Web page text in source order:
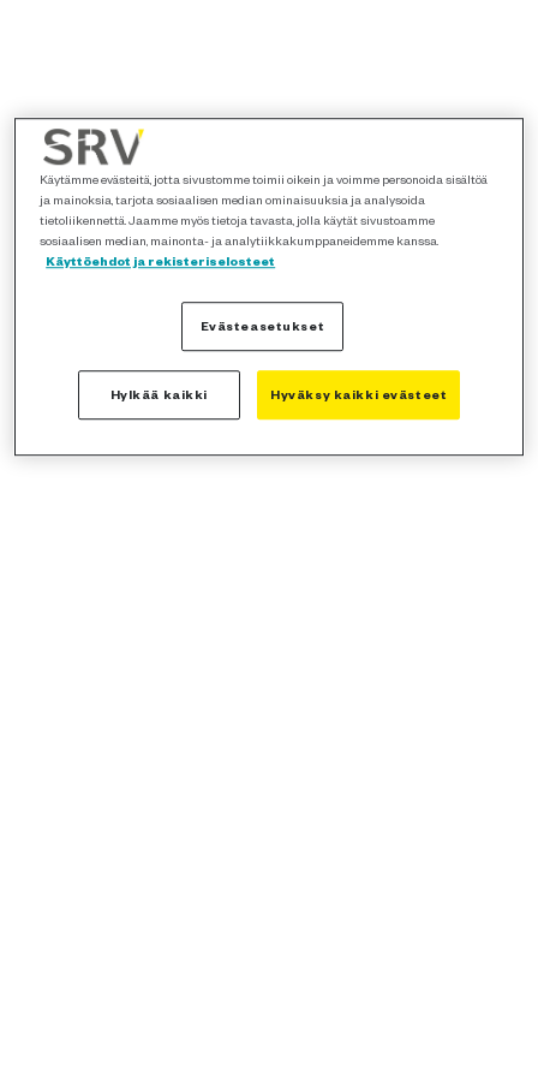
Käytämme evästeitä, jotta sivustomme toimii oikein ja voimme personoida sisältöä
ja mainoksia, tarjota sosiaalisen median ominaisuuksia ja analysoida
tietoliikennettä. Jaamme myös tietoja tavasta, jolla käytät sivustoamme
sosiaalisen median, mainonta- ja analytiikkakumppaneidemme kanssa.
Käyttöehdot ja rekisteriselosteet
Evästeasetukset
Hylkää kaikki Hyväksy kaikki evästeet